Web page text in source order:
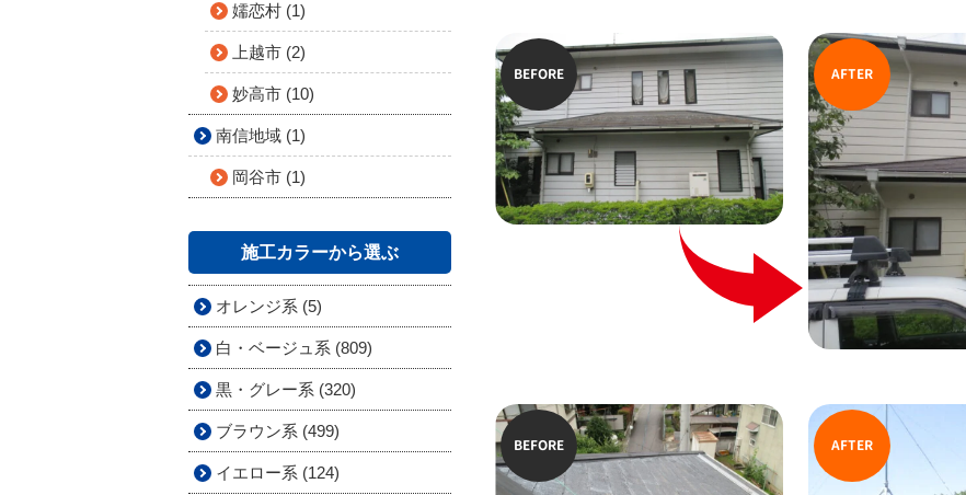
AFTER
BEFORE
AFTER
BEFORE
嬬恋村 (1)
上越市 (2)
妙高市 (10)
南信地域 (1)
岡谷市 (1)
施工カラーから選ぶ
オレンジ系 (5)
白・ベージュ系 (809)
黒・グレー系 (320)
ブラウン系 (499)
イエロー系 (124)